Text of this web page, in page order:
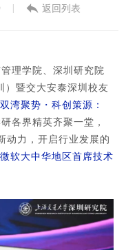
| 返回列表
理学院、深圳研究院
）暨交大安泰深圳校友
湾聚势・科创策源：
各界精英齐聚一堂，
动力，开启行业发展的
软大中华地区首席技术